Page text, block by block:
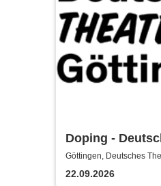
Doping -
Göttingen
Göttingen, Deutsches
22.09.2026